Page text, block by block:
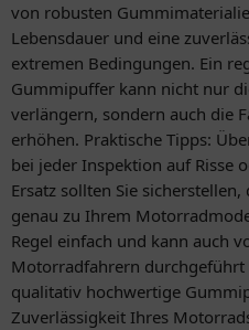
von robusten
Lebensdauer und eine
extremen Bedingungen. Ein
Gummipuffer kann nicht nur
verlängern, sondern auch die
erhöhen. Praktische Tipps:
bei jeder Inspektion auf Risse
Ersatz sollten Sie
genau zu Ihrem
Regel einfach und kann auch
Motorradfahrern durchgeführt
qualitativ hochwertige
Zuverlässigkeit Ihres